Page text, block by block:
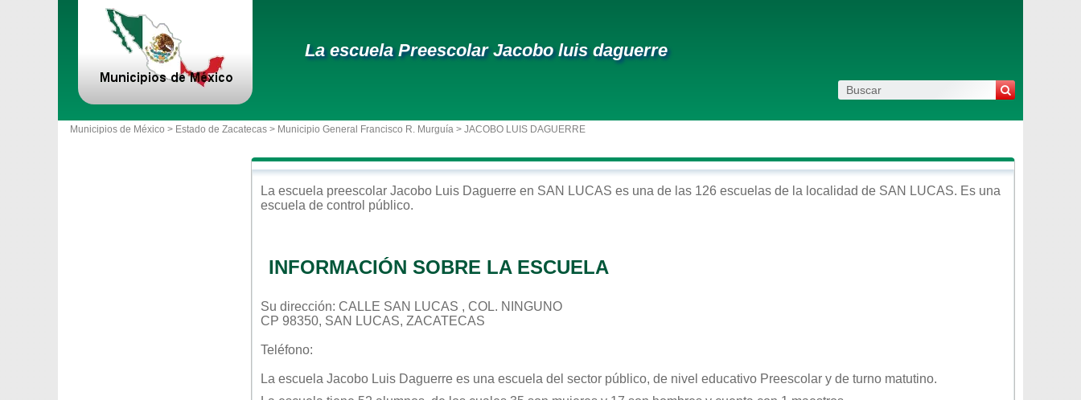
La escuela Preescolar Jacobo luis daguerre
Municipios de México > Estado de Zacatecas > Municipio General Francisco R. Murguía > JACOBO LUIS DAGUERRE
La escuela preescolar Jacobo Luis Daguerre en SAN LUCAS es una de las 126 escuelas de la localidad de SAN LUCAS. Es una
escuela de control público.
INFORMACIÓN SOBRE LA ESCUELA
Su dirección: CALLE SAN LUCAS , COL. NINGUNO
CP 98350, SAN LUCAS, ZACATECAS
Teléfono:
La escuela Jacobo Luis Daguerre es una escuela del sector público, de nivel educativo Preescolar y de turno matutino.